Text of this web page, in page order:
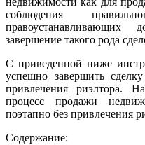
соблюдения
правоустанавливающих
завершение такого рода
С приведенной ниже
успешно завершить
привлечения риэлтора.
процесс продажи
поэтапно без привлечения
Содержание: